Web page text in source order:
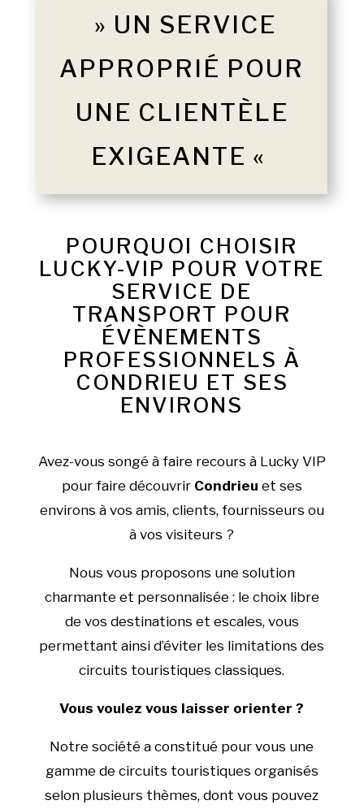
» UN SERVICE
APPROPRIÉ POUR
UNE CLIENTÈLE
EXIGEANTE «
POURQUOI CHOISIR
LUCKY-VIP POUR VOTRE
SERVICE DE
TRANSPORT POUR
ÉVÈNEMENTS
PROFESSIONNELS À
CONDRIEU ET SES
ENVIRONS
Avez-vous songé à faire recours à Lucky VIP
pour faire découvrir Condrieu et ses
environs à vos amis, clients, fournisseurs ou
à vos visiteurs ?
Nous vous proposons une solution
charmante et personnalisée : le choix libre
de vos destinations et escales, vous
permettant ainsi d’éviter les limitations des
circuits touristiques classiques.
Vous voulez vous laisser orienter ?
Notre société a constitué pour vous une
gamme de circuits touristiques organisés
selon plusieurs thèmes, dont vous pouvez